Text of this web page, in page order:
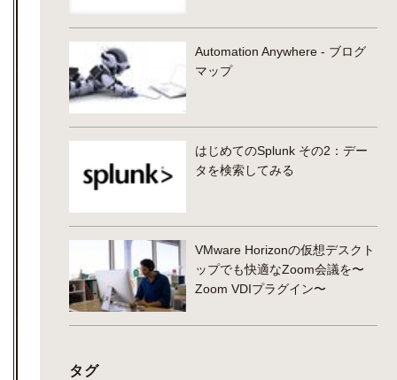
Automation Anywhere - ブログ
マップ
はじめてのSplunk その2：デー
タを検索してみる
VMware Horizonの仮想デスクト
ップでも快適なZoom会議を〜
Zoom VDIプラグイン〜
タグ